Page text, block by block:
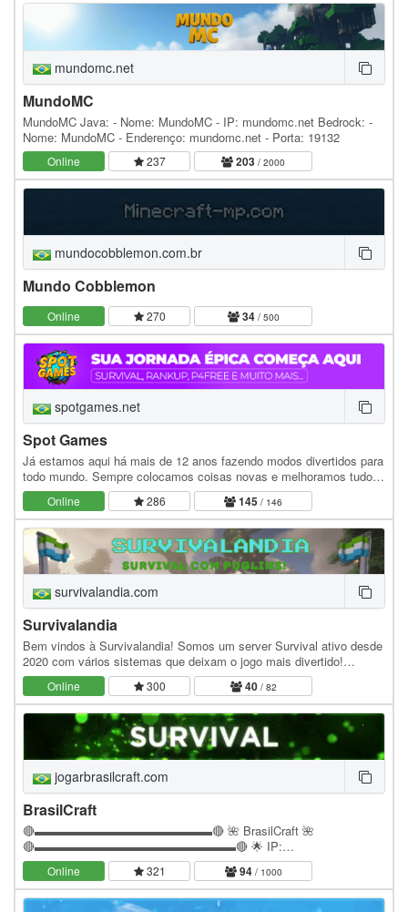
mundomc.net
MundoMC
MundoMC Java: - Nome: MundoMC - IP: mundomc.net Bedrock: -
Nome: MundoMC - Enderenço: mundomc.net - Porta: 19132
Online 237 203 / 2000
mundocobblemon.com.br
Mundo Cobblemon
Online 270 34/ 500
spotgames.net
Spot Games
Já estamos aqui há mais de 12 anos fazendo modos divertidos para
todo mundo. Sempre colocamos coisas novas e melhoramos tudo
para você se divertir mais! Temos vários…
Online 286 145 / 146
survivalandia.com
Survivalandia
Bem vindos à Survivalandia! Somos um server Survival ativo desde
2020 com vários sistemas que deixam o jogo mais divertido!
Suportamos versões da 1.16 até a mais…
Online 300 40/ 82
jogarbrasilcraft.com
BrasilCraft
🔴▬▬▬▬▬▬▬▬▬▬▬▬▬▬▬🔴 🌺 BrasilCraft 🌺
🔴▬▬▬▬▬▬▬▬▬▬▬▬▬▬▬▬▬🔴 🌟 IP:
jogarbrasilcraft.com 🌟 Nome Do Servidor: BrasilCraft 🌟 Versão Do
Servidor 1.8x - 1.21x 🌟 Principal Survival…
Online 321 94/ 1000